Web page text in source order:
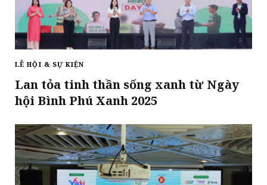
LỄ HỘI & SỰ KIỆN
Lan tỏa tinh thần sống xanh từ Ngày
hội Bình Phú Xanh 2025